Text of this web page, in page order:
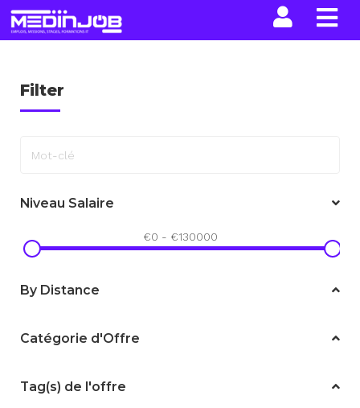
Filter
Niveau Salaire
€0 - €130000
By Distance
Catégorie d'Offre
Tag(s) de l'offre